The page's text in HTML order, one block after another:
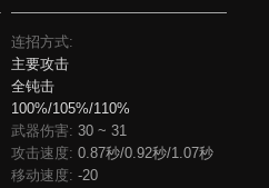
连招方式:
主要攻击
全钝击
100%/105%/110%
武器伤害: 30 ~ 31
攻击速度: 0.87秒/0.92秒/1.07秒
移动速度: -20